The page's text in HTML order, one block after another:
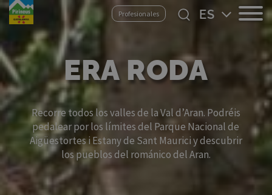
Pasar
contenido
principal
Profesionales
Select
your
ERA RODA
Recorre todos los valles de la Val d’Aran. Podréis
pedalear por los límites del Parque Nacional de
Aigüestortes i Estany de Sant Maurici y descubrir
los pueblos del románico del Aran.